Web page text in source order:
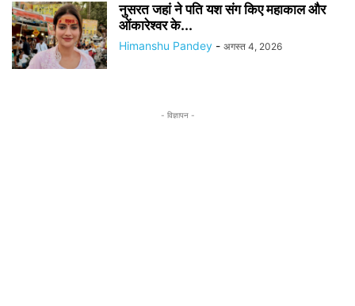
नुसरत जहां ने पति यश संग किए महाकाल और
ओंकारेश्वर के...
Himanshu Pandey - अगस्त 4, 2026
- विज्ञापन -